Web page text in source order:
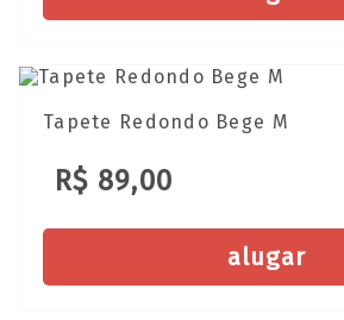
Tapete Redondo Bege M
R$ 89,00
alugar